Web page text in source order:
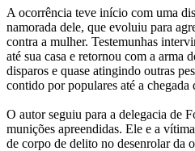
A ocorrência teve início com uma
namorada dele, que evoluiu para
contra a mulher. Testemunhas
até sua casa e retornou com a arma
disparos e quase atingindo outras
contido por populares até a chegada
O autor seguiu para a delegacia de
munições apreendidas. Ele e a
de corpo de delito no desenrolar da